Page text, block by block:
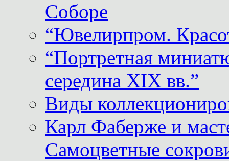
Соборе
“Ювелирпром.
“Портретная
середина XIX вв.”
Виды
Карл Фаберже и
Самоцветные